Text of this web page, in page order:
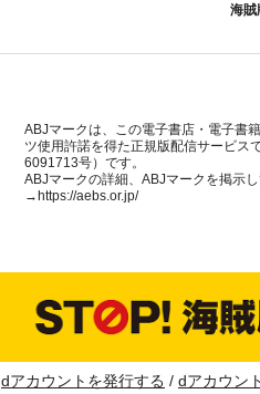
海賊
ABJマークは、この電子書店・電子書
ツ使用許諾を得た正規版配信サービス
6091713号）です。
ABJマークの詳細、ABJマークを掲示
→https://aebs.or.jp/
dアカウントを発行する dアカウン